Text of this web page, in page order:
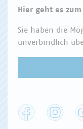
Hier geht es
Sie haben die
unverbindlich
Facebook